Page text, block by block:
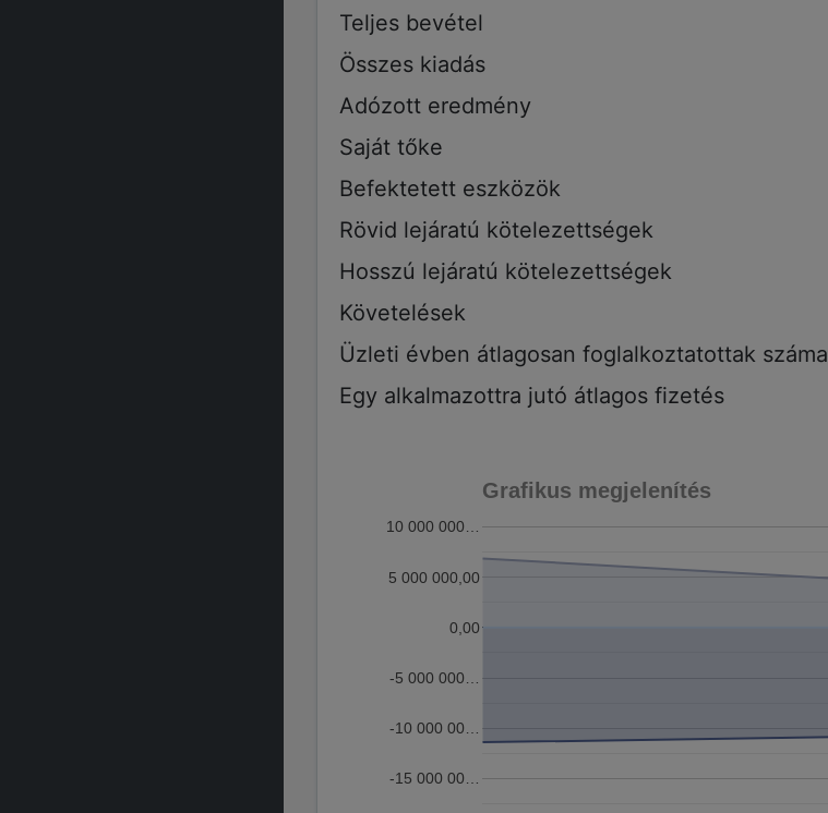
Teljes bevétel
Összes kiadás
Adózott eredmény
Saját tőke
Befektetett eszközök
Rövid lejáratú kötelezettségek
Hosszú lejáratú kötelezettségek
Követelések
Üzleti évben átlagosan foglalkoztatottak száma
Egy alkalmazottra jutó átlagos fizetés
Grafikus megjelenítés
-15 000 00…
-10 000 00…
-5 000 000…
0,00
5 000 000,00
10 000 000…